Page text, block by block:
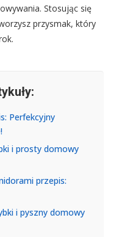
Stosując się
przysmak, który
Perfekcyjny
i prosty domowy
przepis:
i pyszny domowy